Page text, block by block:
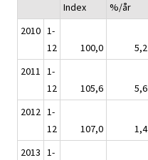
Index %/år
2010 1-
12
100,0 5,2
2011 1-
12
105,6 5,6
2012 1-
12
107,0 1,4
2013 1-